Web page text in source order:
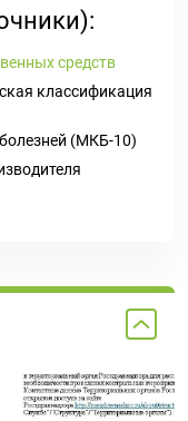
средств
классификация
(МКБ-10)